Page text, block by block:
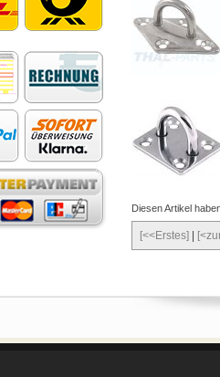
Diesen Artikel
[<<Erstes]